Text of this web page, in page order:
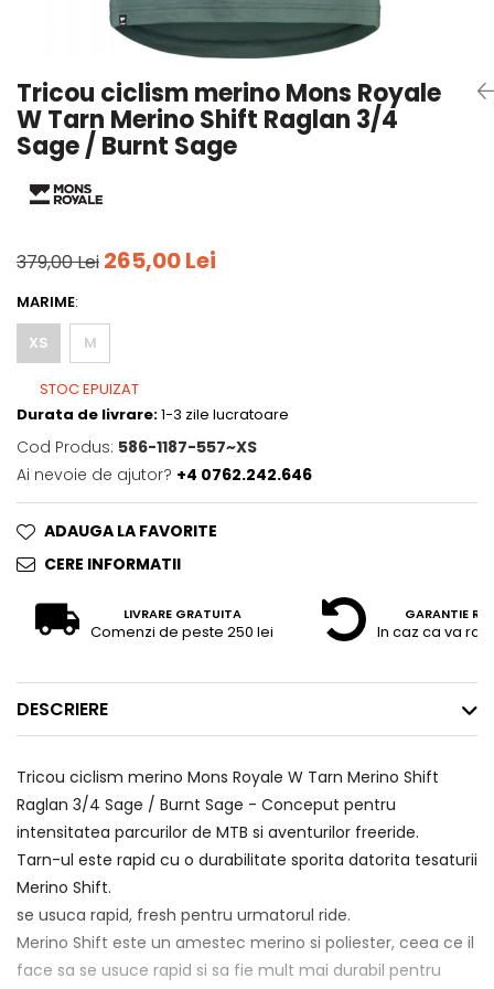
Pantaloni outdoor
Curele
Sepci
Underwear
Tricou ciclism merino Mons Royale
W Tarn Merino Shift Raglan 3/4
Sage / Burnt Sage
379,00 Lei 265,00 Lei
MARIME:
XS
M
STOC EPUIZAT
Durata de livrare:1-3 zile lucratoare
Cod Produs: 586-1187-557~XS
Ai nevoie de ajutor? +4 0762.242.646
ADAUGA LA FAVORITE
CERE INFORMATII
LIVRARE GRATUITA
Comenzi de peste 250 lei
GARANTIE
In caz ca va
DESCRIERE
Tricou ciclism merino Mons Royale W Tarn Merino Shift
Raglan 3/4 Sage / Burnt Sage - Conceput pentru
intensitatea parcurilor de MTB si aventurilor freeride.
Tarn-ul este rapid cu o durabilitate sporita datorita tesaturii
Merino Shift.
se usuca rapid, fresh pentru urmatorul ride.
Merino Shift este un amestec merino si poliester, ceea ce il
face sa se usuce rapid si sa fie mult mai durabil pentru